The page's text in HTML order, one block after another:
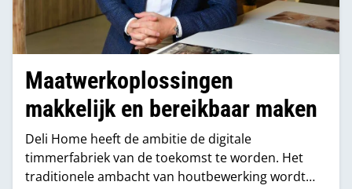
Maatwerkoplossingen
makkelijk en bereikbaar maken
Deli Home heeft de ambitie de digitale
timmerfabriek van de toekomst te worden. Het
traditionele ambacht van houtbewerking wordt